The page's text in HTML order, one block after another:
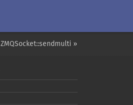
ZMQSocket::sendmulti »